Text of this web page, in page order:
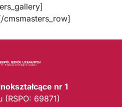
nr 1
(RSPO: 69871)